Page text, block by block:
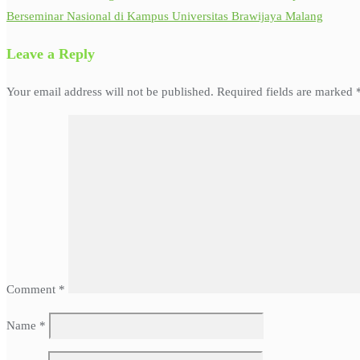
Berseminar Nasional di Kampus Universitas Brawijaya Malang
Leave a Reply
Your email address will not be published. Required fields are marked
Comment *
Name *